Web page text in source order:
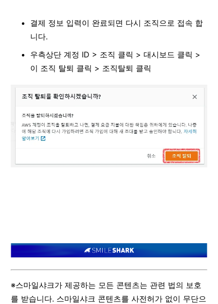
결제 정보 입력이 완료되면 다시 조직으로 접속 합
니다.
우측상단 계정 ID > 조직 클릭 > 대시보드 클릭 >
이 조직 탈퇴 클릭 > 조직탈퇴 클릭
※스마일샤크가 제공하는 모든 콘텐츠는 관련 법의 보호
를 받습니다. 스마일샤크 콘텐츠를 사전허가 없이 무단으